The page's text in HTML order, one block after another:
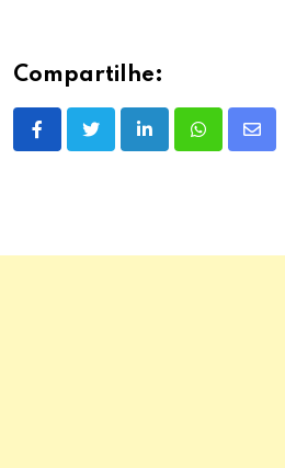
Compartilhe:
LinkedInWhatsappShare